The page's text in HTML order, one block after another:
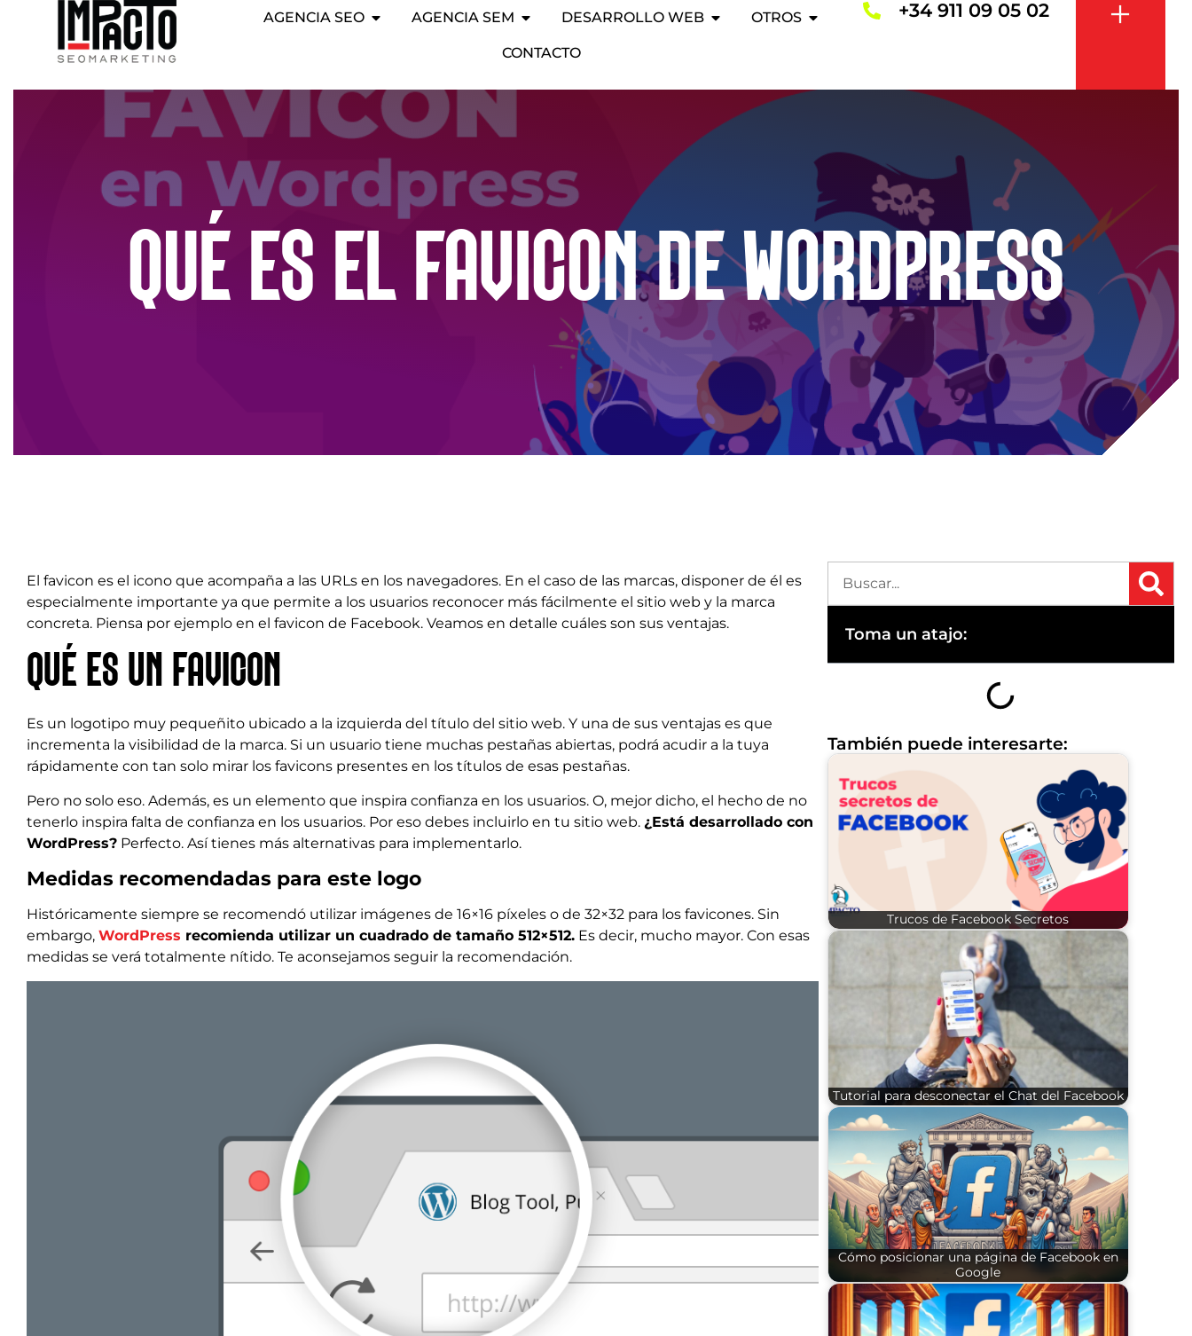
AGENCIA SEO AGENCIA SEM DESARROLLO WEB OTROS
CONTACTO
+34 911 09 05 02
QUÉ ES EL FAVICON DE WORDPRESS
El favicon es el icono que acompaña a las URLs en los navegadores. En el caso de las marcas, disponer de él es
especialmente importante ya que permite a los usuarios reconocer más fácilmente el sitio web y la marca
concreta. Piensa por ejemplo en el favicon de Facebook. Veamos en detalle cuáles son sus ventajas.
QUÉ ES UN FAVICON
Es un logotipo muy pequeñito ubicado a la izquierda del título del sitio web. Y una de sus ventajas es que
incrementa la visibilidad de la marca. Si un usuario tiene muchas pestañas abiertas, podrá acudir a la tuya
rápidamente con tan solo mirar los favicons presentes en los títulos de esas pestañas.
Pero no solo eso. Además, es un elemento que inspira confianza en los usuarios. O, mejor dicho, el hecho de no
tenerlo inspira falta de confianza en los usuarios. Por eso debes incluirlo en tu sitio web. ¿Está desarrollado con
WordPress? Perfecto. Así tienes más alternativas para implementarlo.
Medidas recomendadas para este logo
Históricamente siempre se recomendó utilizar imágenes de 16×16 píxeles o de 32×32 para los favicones. Sin
embargo, WordPress recomienda utilizar un cuadrado de tamaño 512×512. Es decir, mucho mayor. Con esas
medidas se verá totalmente nítido. Te aconsejamos seguir la recomendación.
Toma un atajo:
También puede interesarte:
Trucos de Facebook Secretos
Tutorial para desconectar el Chat del Facebook
Cómo posicionar una página de Facebook en
Google